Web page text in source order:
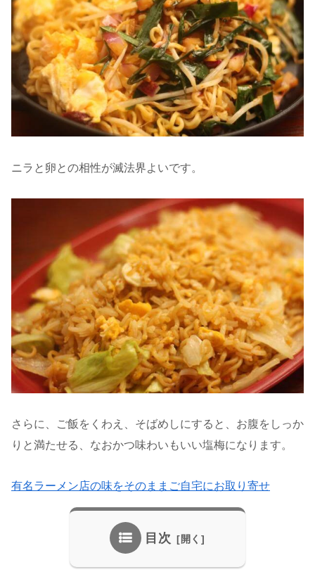
ニラと卵との相性が滅法界よいです。
さらに、ご飯をくわえ、そばめしにすると、お腹をしっか
りと満たせる、なおかつ味わいもいい塩梅になります。
有名ラーメン店の味をそのままご自宅にお取り寄せ
目次